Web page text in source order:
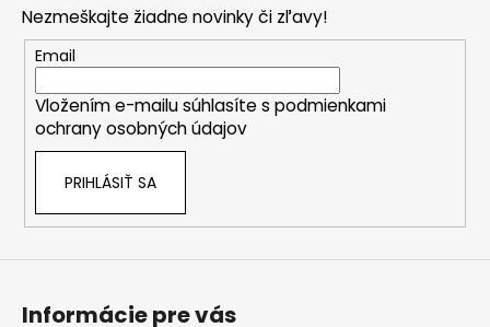
Nezmeškajte žiadne novinky či zľavy!
Email
Vložením e-mailu súhlasíte s podmienkami
ochrany osobných údajov
PRIHLÁSIŤ SA
Informácie pre vás